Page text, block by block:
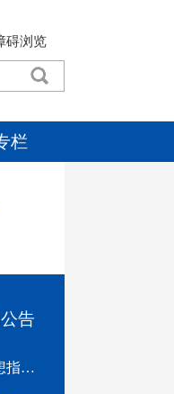
碍浏览
栏
告
守护好中华民族的文化瑰宝——习近平文化思想指引我国文化遗产保护传承工作高质量发展